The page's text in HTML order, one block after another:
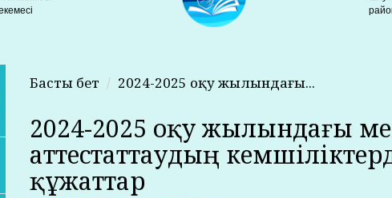
Басты бет 2024-2025 оқу жылындағы...
2024-2025 оқу жылындағы
аттестаттаудың
құжаттар